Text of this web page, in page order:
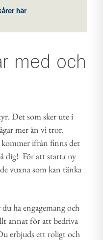
här
med och
Det som sker ute i
mer än vi tror.
kommer ifrån finns det
dig! För att starta ny
vuxna som kan tänka
ha engagemang och
annat för att bedriva
erbjuds ett roligt och